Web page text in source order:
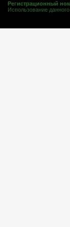
Регистрационный
Использование